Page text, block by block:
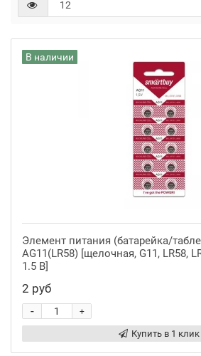
В наличии
Элемент питания (батарейка/
AG11(LR58) [щелочная, G11, LR58,
1.5 В]
2 руб
+
-
Купить в 1 клик